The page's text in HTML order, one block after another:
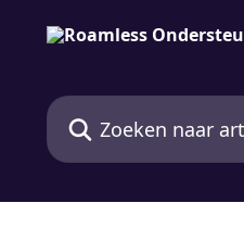
Zoeken naar artikelen ...